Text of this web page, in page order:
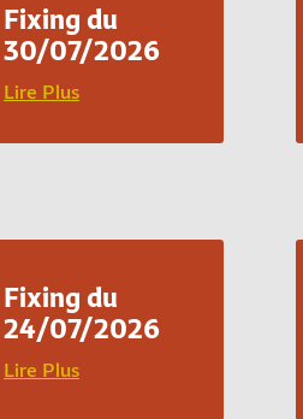
Fixing du
30/07/2026
Lire Plus
Fixing du
24/07/2026
Lire Plus